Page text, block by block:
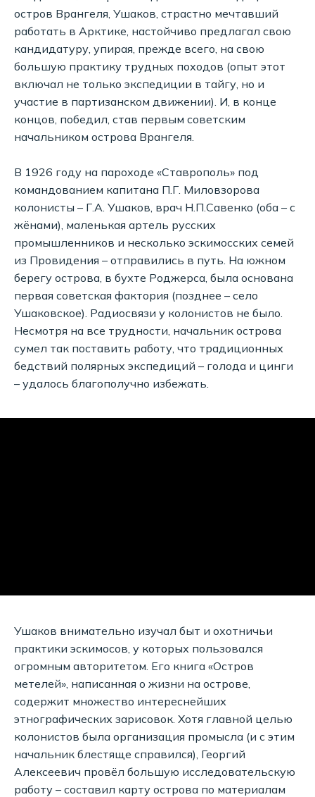
остров Врангеля, Ушаков, страстно мечтавший
работать в Арктике, настойчиво предлагал свою
кандидатуру, упирая, прежде всего, на свою
большую практику трудных походов (опыт этот
включал не только экспедиции в тайгу, но и
участие в партизанском движении). И, в конце
концов, победил, став первым советским
начальником острова Врангеля.
В 1926 году на пароходе «Ставрополь» под
командованием капитана П.Г. Миловзорова
колонисты – Г.А. Ушаков, врач Н.П.Савенко (оба – с
жёнами), маленькая артель русских
промышленников и несколько эскимосских семей
из Провидения – отправились в путь. На южном
берегу острова, в бухте Роджерса, была основана
первая советская фактория (позднее – село
Ушаковское). Радиосвязи у колонистов не было.
Несмотря на все трудности, начальник острова
сумел так поставить работу, что традиционных
бедствий полярных экспедиций – голода и цинги
– удалось благополучно избежать.
Ушаков внимательно изучал быт и охотничьи
практики эскимосов, у которых пользовался
огромным авторитетом. Его книга «Остров
метелей», написанная о жизни на острове,
содержит множество интереснейших
этнографических зарисовок. Хотя главной целью
колонистов была организация промысла (и с этим
начальник блестяще справился), Георгий
Алексеевич провёл большую исследовательскую
работу – составил карту острова по материалам